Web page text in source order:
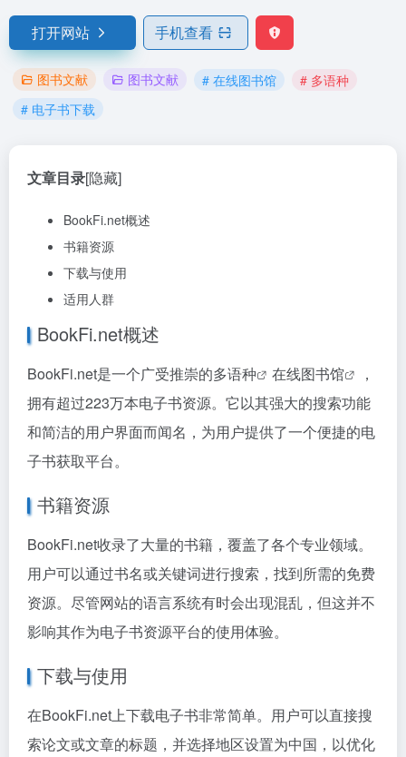
打开网站 手机查看
图书文献 图书文献 # 在线图书馆
# 多语种
# 电子书下载
文章目录[隐藏]
BookFi.net概述
书籍资源
下载与使用
适用人群
BookFi.net概述
BookFi.net是一个广受推崇的多语种 在线图书馆
，
拥有超过223万本电子书资源。它以其强大的搜索功能
和简洁的用户界面而闻名，为用户提供了一个便捷的电
子书获取平台。
书籍资源
BookFi.net收录了大量的书籍，覆盖了各个专业领域。
用户可以通过书名或关键词进行搜索，找到所需的免费
资源。尽管网站的语言系统有时会出现混乱，但这并不
影响其作为电子书资源平台的使用体验。
下载与使用
在BookFi.net上下载电子书非常简单。用户可以直接搜
索论文或文章的标题，并选择地区设置为中国，以优化